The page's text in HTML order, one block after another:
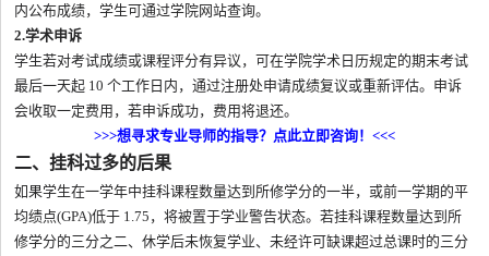
内公布成绩，学生可通过学院网站查询。
2.学术申诉
学生若对考试成绩或课程评分有异议，可在学院学术日历规定的期末考试
最后一天起 10 个工作日内，通过注册处申请成绩复议或重新评估。申诉
会收取一定费用，若申诉成功，费用将退还。
>>>想寻求专业导师的指导？点此立即咨询！<<<
二、挂科过多的后果
如果学生在一学年中挂科课程数量达到所修学分的一半，或前一学期的平
均绩点(GPA)低于 1.75，将被置于学业警告状态。若挂科课程数量达到所
修学分的三分之二、休学后未恢复学业、未经许可缺课超过总课时的三分